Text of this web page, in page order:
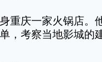
庆一家火锅店。
，考察当地影城的